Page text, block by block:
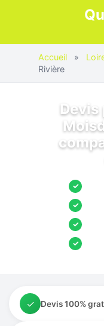
Accueil »
Rivière
✓
✓
✓
✓
✓ Devis 100%